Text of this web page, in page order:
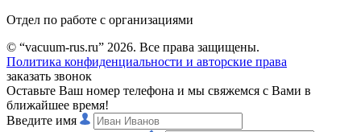
Отдел по работе с организациями
© “vacuum-rus.ru” 2026. Все права защищены.
Политика конфиденциальности и авторские права
заказать звонок
Оставьте Ваш номер телефона и мы свяжемся с Вами в
ближайшее время!
Введите имя